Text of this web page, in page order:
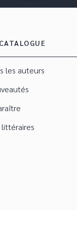
les auteurs
littéraires